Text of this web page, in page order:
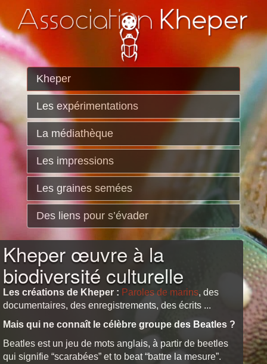
Kheper
Les expérimentations
La médiathèque
Les impressions
Les graines semées
Des liens pour s’évader
Kheper œuvre à la
biodiversité culturelle
Les créations de Kheper : Paroles de marins, des
documentaires, des enregistrements, des écrits ...
Mais qui ne connaît le célèbre groupe des Beatles ?
Beatles est un jeu de mots anglais, à partir de beetles
qui signifie “scarabées” et to beat “battre la mesure”.